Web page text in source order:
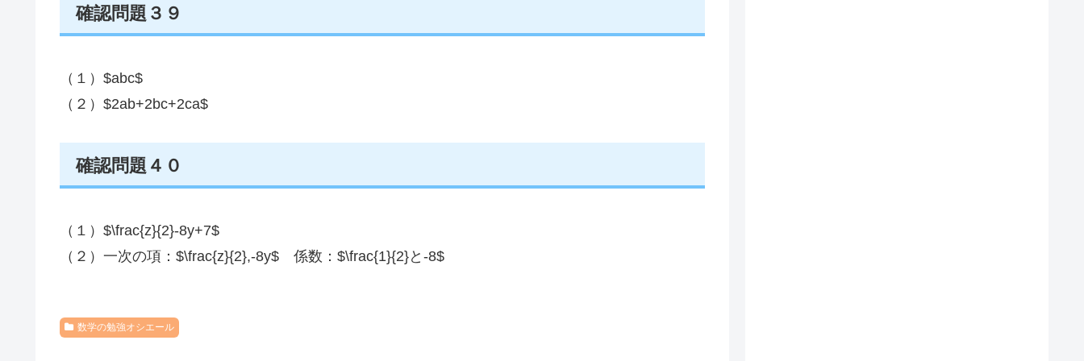
確認問題３９
（１）$abc$
（２）$2ab+2bc+2ca$
確認問題４０
（１）$\frac{z}{2}-8y+7$
（２）一次の項：$\frac{z}{2},-8y$ 係数：$\frac{1}{2}と-8$
数学の勉強オシエール